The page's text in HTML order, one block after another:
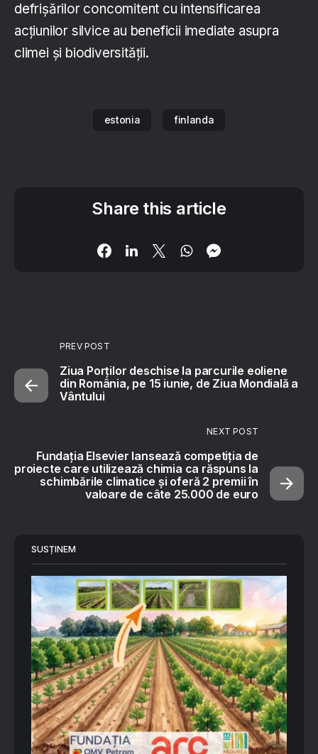
defrișărilor concomitent cu intensificarea
acțiunilor silvice au beneficii imediate asupra
climei și biodiversității.
estonia finlanda
Share this article
PREV POST
Ziua Porților deschise la parcurile eoliene
din România, pe 15 iunie, de Ziua Mondială a
Vântului
NEXT POST
Fundația Elsevier lansează competiția de
proiecte care utilizează chimia ca răspuns la
schimbările climatice și oferă 2 premii în
valoare de câte 25.000 de euro
SUSȚINEM